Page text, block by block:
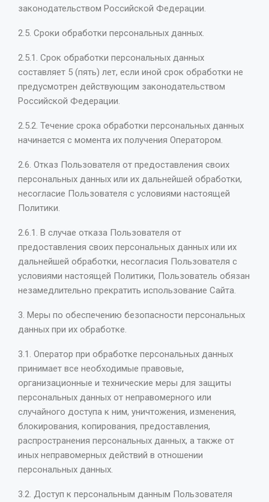
законодательством Российской Федерации.
2.5. Сроки обработки персональных данных.
2.5.1. Срок обработки персональных данных
составляет 5 (пять) лет, если иной срок обработки не
предусмотрен действующим законодательством
Российской Федерации.
2.5.2. Течение срока обработки персональных данных
начинается с момента их получения Оператором.
2.6. Отказ Пользователя от предоставления своих
персональных данных или их дальнейшей обработки,
несогласие Пользователя с условиями настоящей
Политики.
2.6.1. В случае отказа Пользователя от
предоставления своих персональных данных или их
дальнейшей обработки, несогласия Пользователя с
условиями настоящей Политики, Пользователь обязан
незамедлительно прекратить использование Сайта.
3. Меры по обеспечению безопасности персональных
данных при их обработке.
3.1. Оператор при обработке персональных данных
принимает все необходимые правовые,
организационные и технические меры для защиты
персональных данных от неправомерного или
случайного доступа к ним, уничтожения, изменения,
блокирования, копирования, предоставления,
распространения персональных данных, а также от
иных неправомерных действий в отношении
персональных данных.
3.2. Доступ к персональным данным Пользователя